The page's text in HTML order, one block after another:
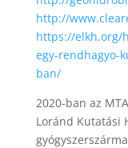
http://
https://elkh.org/
egy-rendhagyo-
ban/
2020-ban az
Loránd Kutatási